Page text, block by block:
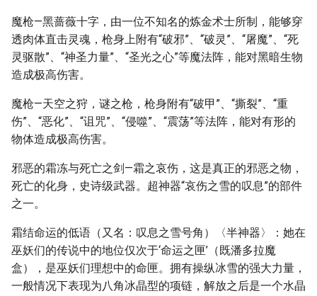
魔枪—黑蔷薇十字，由一位不知名的炼金术士所制，能够穿
透肉体直击灵魂，枪身上附有“破邪”、“破灵”、“屠魔”、“死
灵驱散”、“神圣力量”、“圣光之心”等魔法阵，能对黑暗生物
造成极高伤害。
魔枪—天空之狩，谜之枪，枪身附有“破甲”、“撕裂”、“重
伤”、“恶化”、“诅咒”、“侵噬”、“震荡”等法阵，能对有形的
物体造成极高伤害。
邪恶的霜冻与死亡之剑—霜之哀伤，这是真正的邪恶之物，
死亡的化身，史诗级武器。超神器“哀伤之雪的叹息”的部件
之一。
霜结命运的低语（又名：叹息之雪号角）〈半神器〉：她在
巫妖们的传说中的地位仅次于‘命运之匣’（既潘多拉魔
盒），是巫妖们理想中的命匣。拥有操纵冰雪的强大力量，
一般情况下表现为八角冰晶型的项链，解放之后是一个水晶